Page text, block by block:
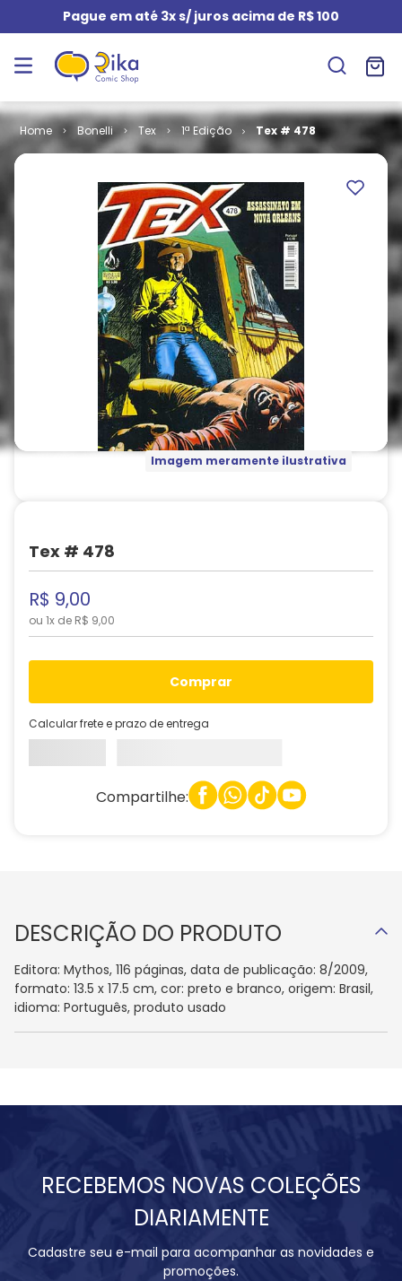
Pague em até 3x s/ juros acima de R$ 100
Bonelli Tex 1ª Edição Tex # 478
Imagem meramente ilustrativa
Tex # 478
R$ 9,00
ou 1x de R$ 9,00
comprar
Calcular frete e prazo de entrega
Compartilhe:
DESCRIÇÃO DO PRODUTO
Editora: Mythos, 116 páginas, data de publicação: 8/2009,
formato: 13.5 x 17.5 cm, cor: preto e branco, origem: Brasil,
idioma: Português, produto usado
RECEBEMOS NOVAS COLEÇÕES
DIARIAMENTE
Cadastre seu e-mail para acompanhar as novidades e
promoções.